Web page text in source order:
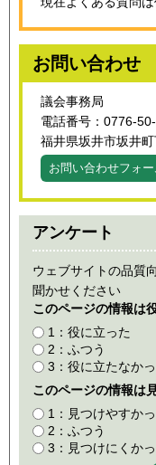
お問い合わせ
議会事務局
電話番号：0776-
福井県坂井市坂井
お問い合わせフォー
アンケート
ウェブサイトの品質
聞かせください
このページの情報は
1：役に立った
2：ふつう
3：役に立たなか
このページの情報は
1：見つけやすか
2：ふつう
3：見つけにくか